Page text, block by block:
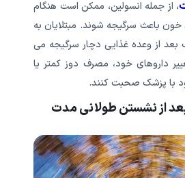
، از جمله انسولین، ممکن است هنگام
باعث سرگیجه شوند. مبتلایان به
بعد از وعده غذایی دچار سرگیجه می
داروهای خود، مصرف دوز کمتر یا
با پزشک صحبت کنند.
از نشستن طولانی مدت